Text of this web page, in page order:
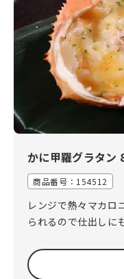
かに甲羅グラタン
商品番号：154512
レンジで熱々マカロ
られるので仕出しにも